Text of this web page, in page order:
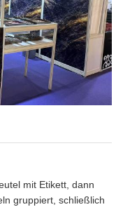
mit Etikett, dann
gruppiert, schließlich